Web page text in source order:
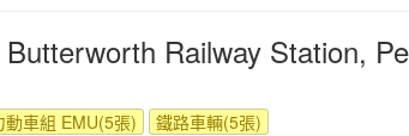
Railway Station,
動車組 EMU(5張) 鐵路車輛(5張)